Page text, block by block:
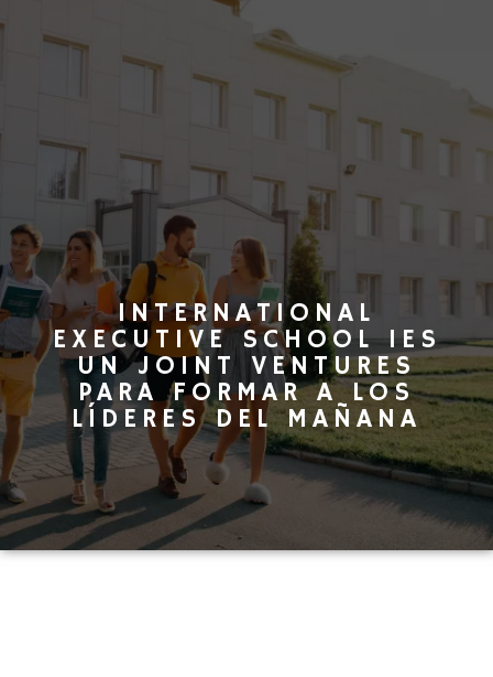
INTERNATIONAL
EXECUTIVE SCHOOL IES
UN JOINT VENTURES
PARA FORMAR A LOS
LÍDERES DEL MAÑANA